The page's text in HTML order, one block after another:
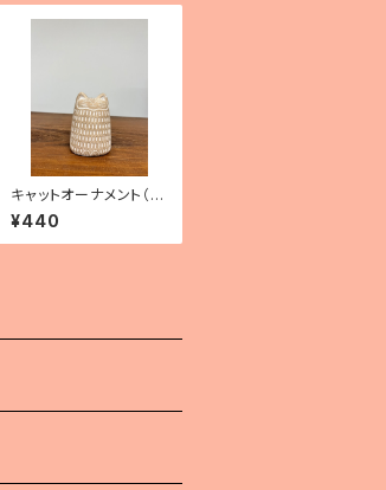
キャットオーナメント（ベ
ージュ）
¥440